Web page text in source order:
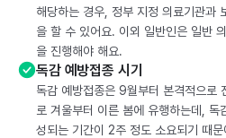
해당하는 경우, 정부 지정 의료기관과
을 할 수 있어요. 이외 일반인은 일반
을 진행해야 해요.
독감 예방접종 시기
독감 예방접종은 9월부터 본격적으로
로 겨울부터 이른 봄에 유행하는데, 독
성되는 기간이 2주 정도 소요되기 때